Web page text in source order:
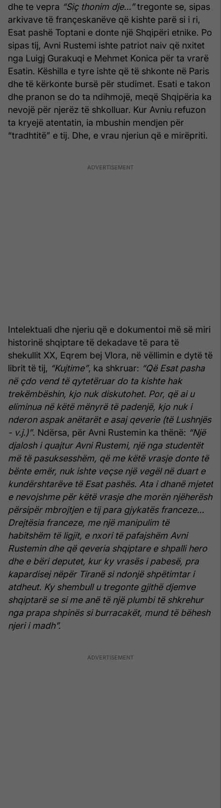
dhe te vepra “Siç thonim dje…”tregonte se, sipas
arkivave të françeskanëve që kishte parë si i ri,
Esat pashë Toptani e donte një Shqipëri etnike. Po
sipas tij, Avni Rustemi ishte patriot naiv që nxitet
nga Luigj Gurakuqi e Mehmet Konica për ta vrarë
Esatin. Këshilla e tyre ishte që të shkonte në Paris
dhe të kërkonte bursë për studimet. Esati e takon
dhe pranon se do ta ndihmojë, meqë Shqipëria ka
nevojë për njerëz të shkolluar. Kur Avniu refuzon
ta kryejë atentatin, ia mbushin mendjen për
“tradhtitë” e tij. Dhe, e vrau njeriun që e mirëpriti.
Intelektuali dhe njeriu që e dokumentoi më së miri
historinë shqiptare të dekadave të para të
shekullit XX, Eqrem bej Vlora, në vëllimin e dytë të
librit të tij, “Kujtime”, ka shkruar: “Që Esat pasha
në çdo vend të qytetëruar do ta kishte hak
trekëmbëshin, kjo nuk diskutohet. Por, që ai u
eliminua në këtë mënyrë të padenjë, kjo nuk i
nderon aspak anëtarët e asaj qeverie (të Lushnjës
- v.j.)”. Ndërsa, për Avni Rustemin ka thënë: “Një
djalosh i quajtur Avni Rustemi, një nga studentët
më të pasuksesshëm, që me këtë vrasje donte të
bënte emër, nuk ishte veçse një vegël në duart e
kundërshtarëve të Esat pashës. Ata i dhanë mjetet
e nevojshme për këtë vrasje dhe morën njëherësh
përsipër mbrojtjen e tij para gjykatës franceze…
Drejtësia franceze, me një manipulim të
habitshëm të ligjit, e nxori të pafajshëm Avni
Rustemin dhe që qeveria shqiptare e shpalli hero
dhe e bëri deputet, kur ky vrasës i pabesë, pra
kapardisej nëpër Tiranë si ndonjë shpëtimtar i
atdheut. Ky shembull u tregonte gjithë djemve
shqiptarë se si me anë të një plumbi të shkrehur
nga prapa shpinës si burracakët, mund të bëhesh
njeri i madh”.